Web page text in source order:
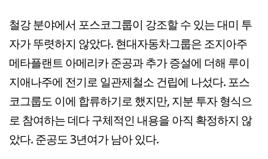
철강 분야에서 포스코그룹이 강조할 수 있는 대미 투
자가 뚜렷하지 않았다. 현대자동차그룹은 조지아주
메타플랜트 아메리카 준공과 추가 증설에 더해 루이
지애나주에 전기로 일관제철소 건립에 나섰다. 포스
코그룹도 이에 합류하기로 했지만, 지분 투자 형식으
로 참여하는 데다 구체적인 내용을 아직 확정하지 않
았다. 준공도 3년여가 남아 있다.